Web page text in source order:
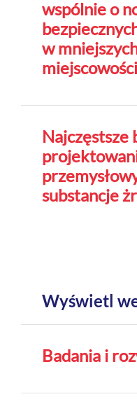
wspólnie o
w
Najczęstsze
substancje
Wyświetl
Badania i